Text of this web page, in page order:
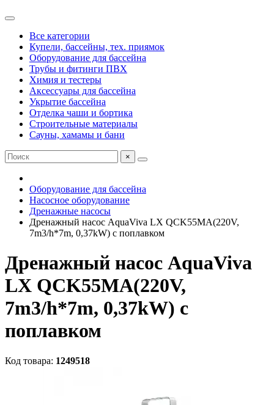
Все категории
Купели, бассейны, тех. приямок
Оборудование для бассейна
Трубы и фитинги ПВХ
Химия и тестеры
Аксессуары для бассейна
Укрытие бассейна
Отделка чаши и бортика
Строительные материалы
Сауны, хамамы и бани
×
Оборудование для бассейна
Насосное оборудование
Дренажные насосы
Дренажный насос AquaViva LX QCK55MA(220V,
7m3/h*7m, 0,37kW) с поплавком
Дренажный насос AquaViva
LX QCK55MA(220V,
7m3/h*7m, 0,37kW) с
поплавком
Код товара: 1249518